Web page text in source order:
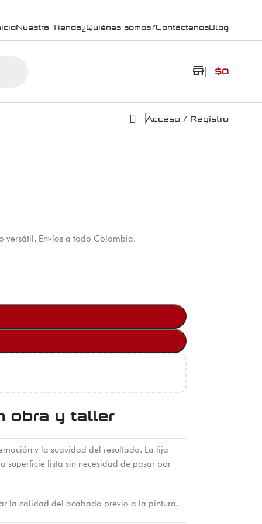
Nuestra Tienda¿Quiénes somos?ContáctenosBlog
store $0
Acceso / Registro
versátil. Envíos a todo Colombia.
obra y taller
y la suavidad del resultado. La lija
lista sin necesidad de pasar por
la calidad del acabado previo a la pintura.